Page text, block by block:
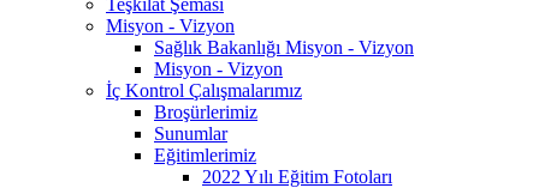
Misyon - Vizyon
Sağlık Bakanlığı Misyon - Vizyon
Misyon - Vizyon
İç Kontrol Çalışmalarımız
Broşürlerimiz
Sunumlar
Eğitimlerimiz
2022 Yılı Eğitim Fotoları